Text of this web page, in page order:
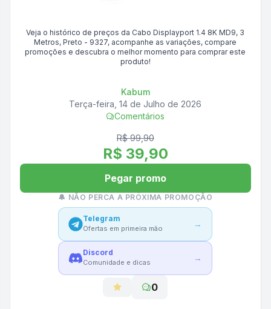
Veja o histórico de preços da Cabo Displayport 1.4 8K MD9, 3
Metros, Preto - 9327, acompanhe as variações, compare
promoções e descubra o melhor momento para comprar este
produto!
Kabum
Terça-feira, 14 de Julho de 2026
Comentários
R$ 99,90
R$ 39,90
Pegar promo
🔔 NÃO PERCA A PRÓXIMA PROMOÇÃO
Telegram
Ofertas em primeira mão →
Discord
Comunidade e dicas →
0